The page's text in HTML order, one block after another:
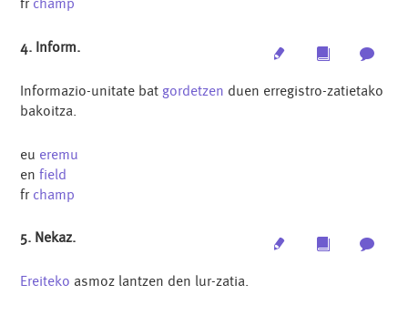
Multimedia
4. Inform.
Informazio-unitate bat gordetzen duen erregistro-zatietako
bakoitza.
eu eremu
enfield
fr champ
Multimedia
5. Nekaz.
Ereiteko asmoz lantzen den lur-zatia.